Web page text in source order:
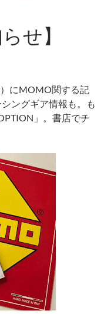
せ】
にMOMO関する記
ングギア情報も。も
」。書店でチ